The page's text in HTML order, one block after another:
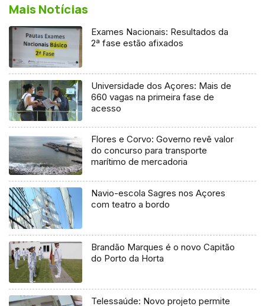
Mais Notícias
Exames Nacionais: Resultados da
2ª fase estão afixados
Universidade dos Açores: Mais de
660 vagas na primeira fase de
acesso
Flores e Corvo: Governo revê valor
do concurso para transporte
marítimo de mercadoria
Navio-escola Sagres nos Açores
com teatro a bordo
Brandão Marques é o novo Capitão
do Porto da Horta
Telessaúde: Novo projeto permite